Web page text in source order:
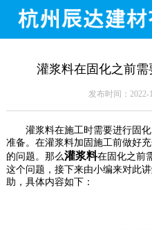
灌浆料在固化之前
发布时间：2022-
灌浆料在施工时需要进行固
准备。在灌浆料加固施工前做好
的问题。那么灌浆料在固化之前
这个问题，接下来由小编来对此
助，具体内容如下：